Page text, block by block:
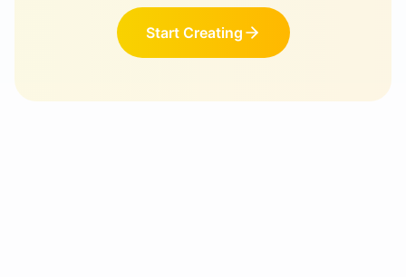
Start Creating